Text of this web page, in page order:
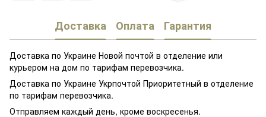
Доставка Оплата Гарантия
Доставка по Украине Новой почтой в отделение или
курьером на дом по тарифам перевозчика.
Доставка по Украине Укрпочтой Приоритетный в отделение
по тарифам перевозчика.
Отправляем каждый день, кроме воскресенья.